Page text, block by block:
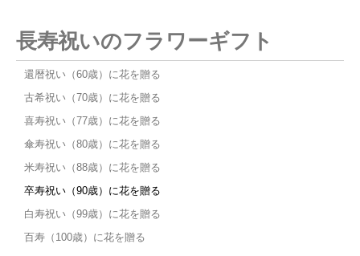
長寿祝いのフラワーギフト
還暦祝い（60歳）に花を贈る
古希祝い（70歳）に花を贈る
喜寿祝い（77歳）に花を贈る
傘寿祝い（80歳）に花を贈る
米寿祝い（88歳）に花を贈る
卒寿祝い（90歳）に花を贈る
白寿祝い（99歳）に花を贈る
百寿（100歳）に花を贈る